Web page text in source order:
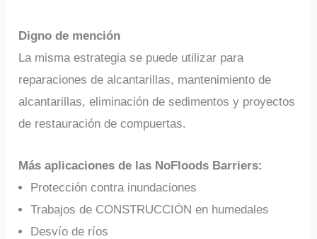
Digno de mención
La misma estrategia se puede utilizar para
reparaciones de alcantarillas, mantenimiento de
alcantarillas, eliminación de sedimentos y proyectos
de restauración de compuertas.
Más aplicaciones de las NoFloods Barriers:
Protección contra inundaciones
Trabajos de CONSTRUCCIÓN en humedales
Desvío de ríos